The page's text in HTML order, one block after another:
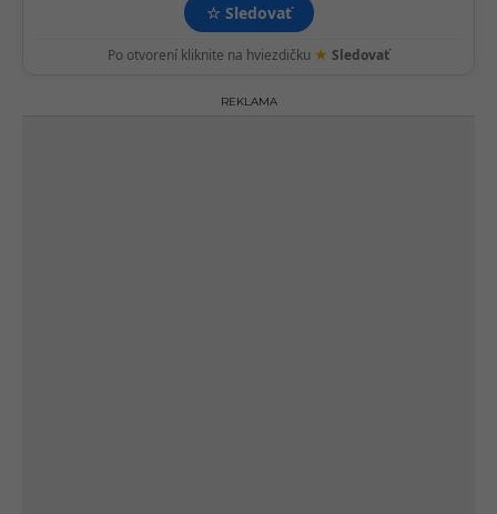
☆ Sledovať
Po otvorení kliknite na hviezdičku ★ Sledovať
REKLAMA